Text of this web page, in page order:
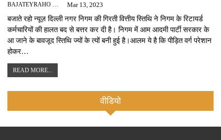
BAJATEYRAHO NEWS Mar 13, 2023
बजाते रहो न्यूज़ दिल्ली नगर निगम की गिरती वित्तीय स्तिथि ने निगम के रिटायर्ड
कर्मचारियों की हालत बद से बत्तर कर दी है। निगम में आम आदमी पार्टी सरकार के
आ जाने के बावजूद स्तिथि ज्यों के त्यों बनी हुई है।आलम ये है कि पीड़ित वर्ग परेशान
होकर…
READ MORE...
वीडियो